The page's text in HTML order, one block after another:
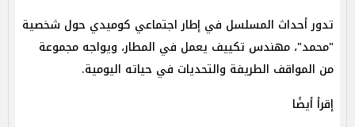
تدور أحداث المسلسل في إطار اجتماعي كوميدي حول شخصية
"محمد"، مهندس تكييف يعمل في المطار، ويواجه مجموعة
من المواقف الطريفة والتحديات في حياته اليومية.
إقرأ أيضًا